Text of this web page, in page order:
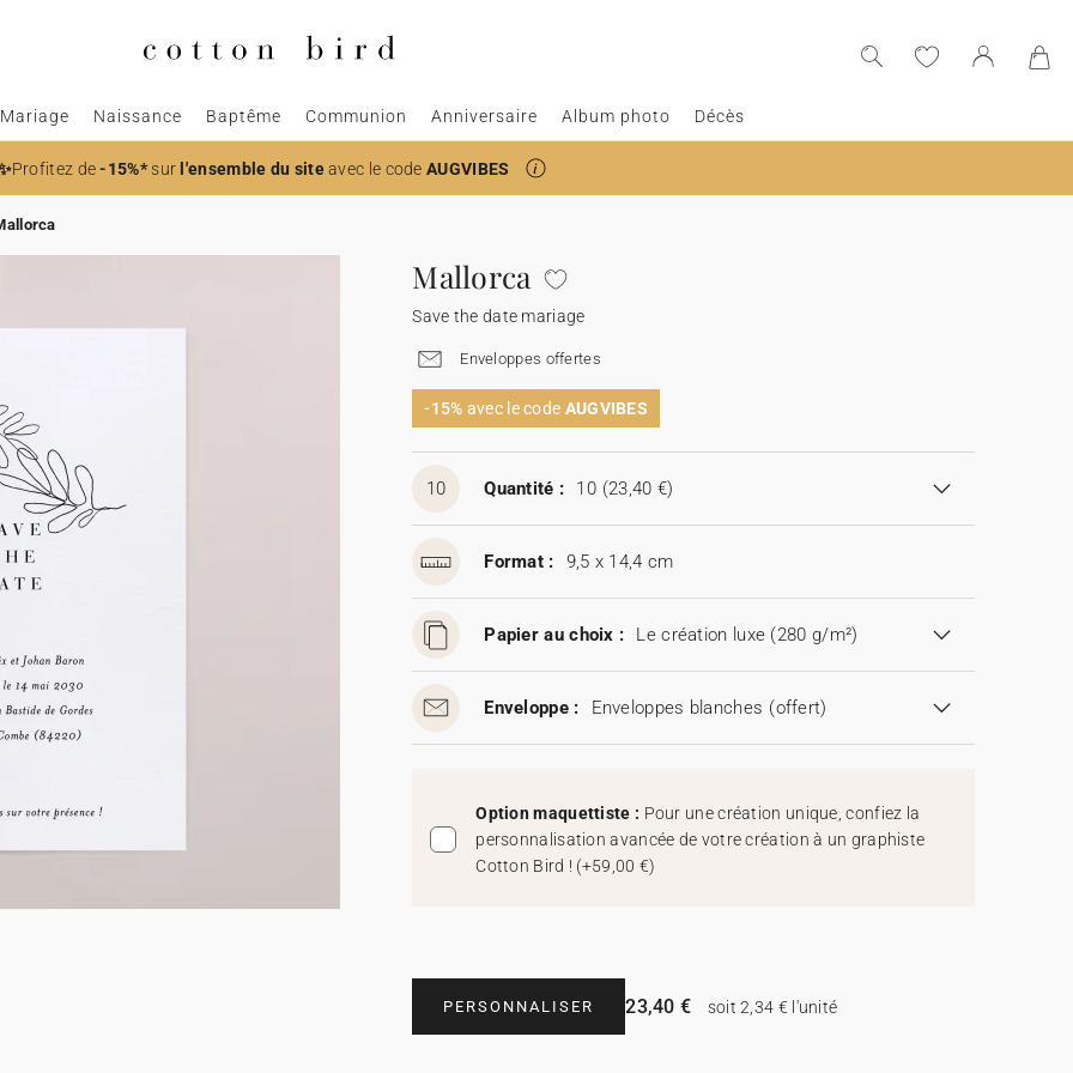
Mariage Naissance Baptême Communion Anniversaire Album photo Décès
Profitez de-15%*surl'ensemble du siteavec le code AUGVIBES
Mallorca
Save the date mariage
Enveloppes offertes
-15% avec le code AUGVIBES
10 Quantité : 10 (23,40 €)
Format : 9,5 x 14,4 cm
Papier au choix : Le création luxe (280 g/m²)
Enveloppe : Enveloppes blanches (offert)
Option maquettiste : Pour une création unique, confiez la
personnalisation avancée de votre création à un graphiste
Cotton Bird ! (+59,00 €)
PERSONNALISER 23,40 € soit 2,34 € l'unité